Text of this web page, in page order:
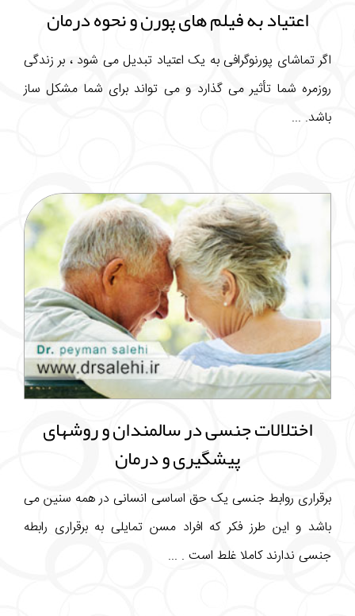
اعتیاد به فیلم های پورن و نحوه درمان
اگر تماشای پورنوگرافی به یک اعتیاد تبدیل می شود ، بر زندگی
روزمره شما تأثیر می گذارد و می تواند برای شما مشکل ساز
باشد. ...
اختلالات جنسی در سالمندان و روشهای
پیشگیری و درمان
برقراری روابط جنسی یک حق اساسی انسانی در همه سنین می
باشد و این طرز فکر که افراد مسن تمایلی به برقراری رابطه
جنسی ندارند کاملا غلط است . ...